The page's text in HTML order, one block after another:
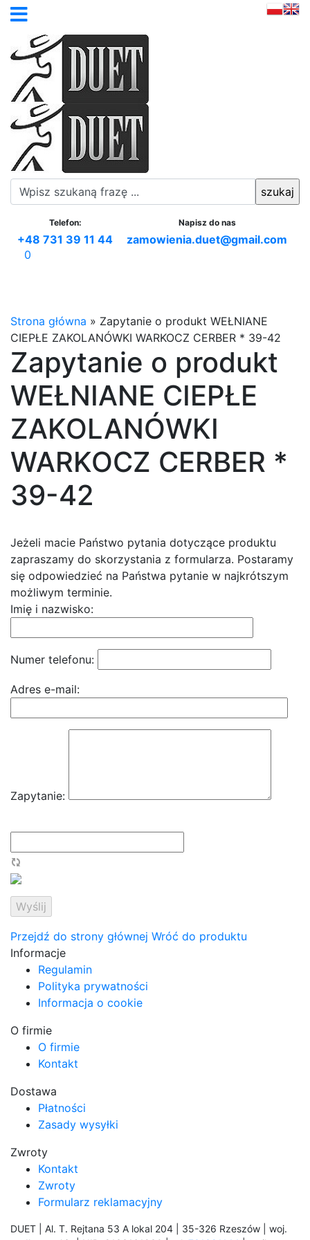
Telefon:
+48 731 39 11 44
Napisz do nas
zamowienia.duet@gmail.com
0
Strona główna » Zapytanie o produkt WEŁNIANE
CIEPŁE ZAKOLANÓWKI WARKOCZ CERBER * 39-42
Zapytanie o produkt
WEŁNIANE CIEPŁE
ZAKOLANÓWKI
WARKOCZ CERBER *
39-42
Jeżeli macie Państwo pytania dotyczące produktu
zapraszamy do skorzystania z formularza. Postaramy
się odpowiedzieć na Państwa pytanie w najkrótszym
możliwym terminie.
Imię i nazwisko:
Numer telefonu:
Adres e-mail:
Zapytanie:
Przejdź do strony głównej Wróć do produktu
Informacje
Regulamin
Polityka prywatności
Informacja o cookie
O firmie
O firmie
Kontakt
Dostawa
Płatności
Zasady wysyłki
Zwroty
Kontakt
Zwroty
Formularz reklamacyjny
DUET | Al. T. Rejtana 53 A lokal 204 | 35-326 Rzeszów | woj.